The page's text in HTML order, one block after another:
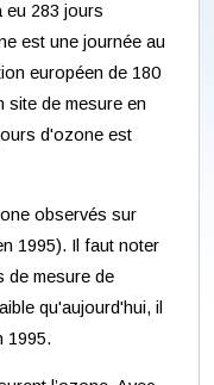
eu 283 jours
est une journée au
européen de 180
site de mesure en
d'ozone est
observés sur
1995). Il faut noter
de mesure de
qu'aujourd'hui, il
1995.